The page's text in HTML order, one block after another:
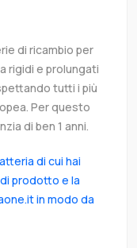
di ricambio per
rigidi e prolungati
tutti i più
Per questo
di ben 1 anni.
di cui hai
prodotto e la
in modo da